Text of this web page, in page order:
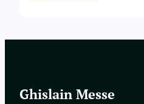
Ghislain Messe